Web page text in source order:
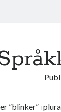
”blinker” i